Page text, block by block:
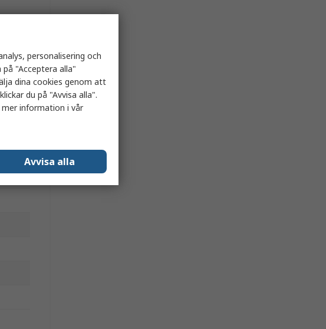
personalisering och
"Acceptera alla"
dina cookies genom att
du på "Avvisa alla".
information i vår
Avvisa alla